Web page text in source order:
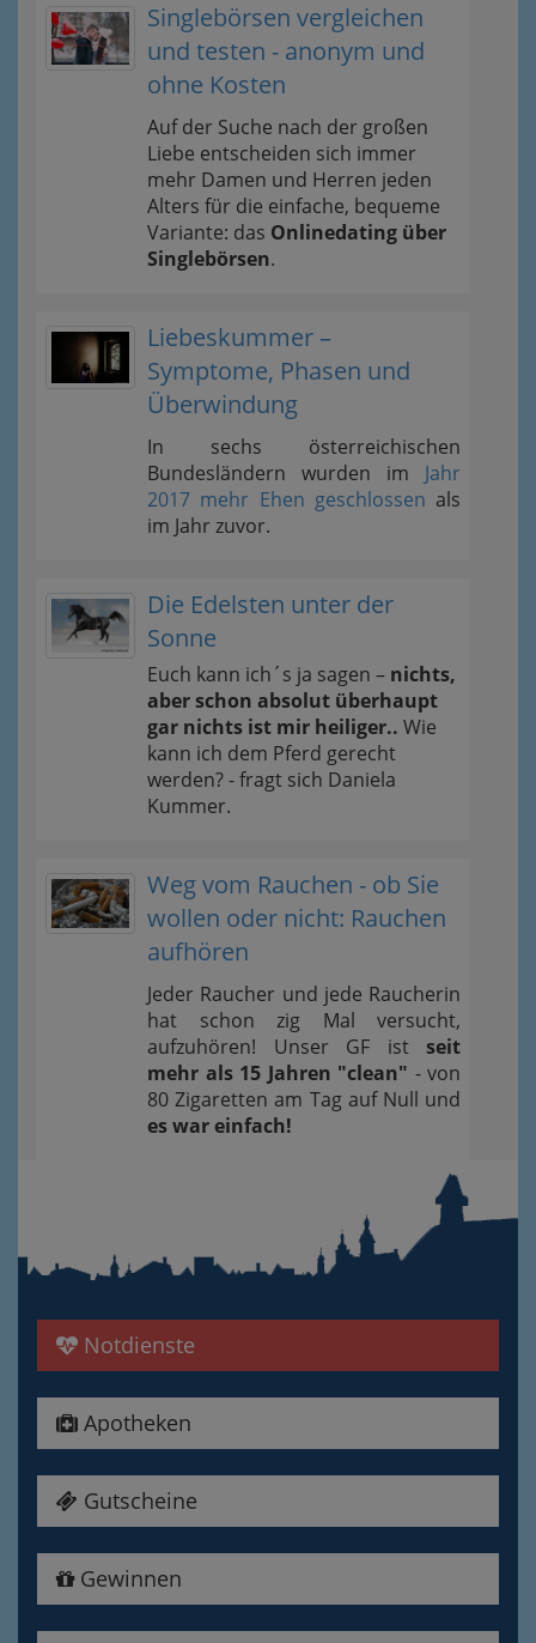
Singlebörsen vergleichen
und testen - anonym und
ohne Kosten
Auf der Suche nach der großen
Liebe entscheiden sich immer
mehr Damen und Herren jeden
Alters für die einfache, bequeme
Variante: das Onlinedating über
Singlebörsen.
Liebeskummer –
Symptome, Phasen und
Überwindung
In sechs österreichischen
Bundesländern wurden im Jahr
2017 mehr Ehen geschlossen als
im Jahr zuvor.
Die Edelsten unter der
Sonne
Euch kann ich´s ja sagen – nichts,
aber schon absolut überhaupt
gar nichts ist mir heiliger.. Wie
kann ich dem Pferd gerecht
werden? - fragt sich Daniela
Kummer.
Weg vom Rauchen - ob Sie
wollen oder nicht: Rauchen
aufhören
Jeder Raucher und jede Raucherin
hat schon zig Mal versucht,
aufzuhören! Unser GF ist seit
mehr als 15 Jahren "clean" - von
80 Zigaretten am Tag auf Null und
es war einfach!
Notdienste
Apotheken
Gutscheine
Gewinnen